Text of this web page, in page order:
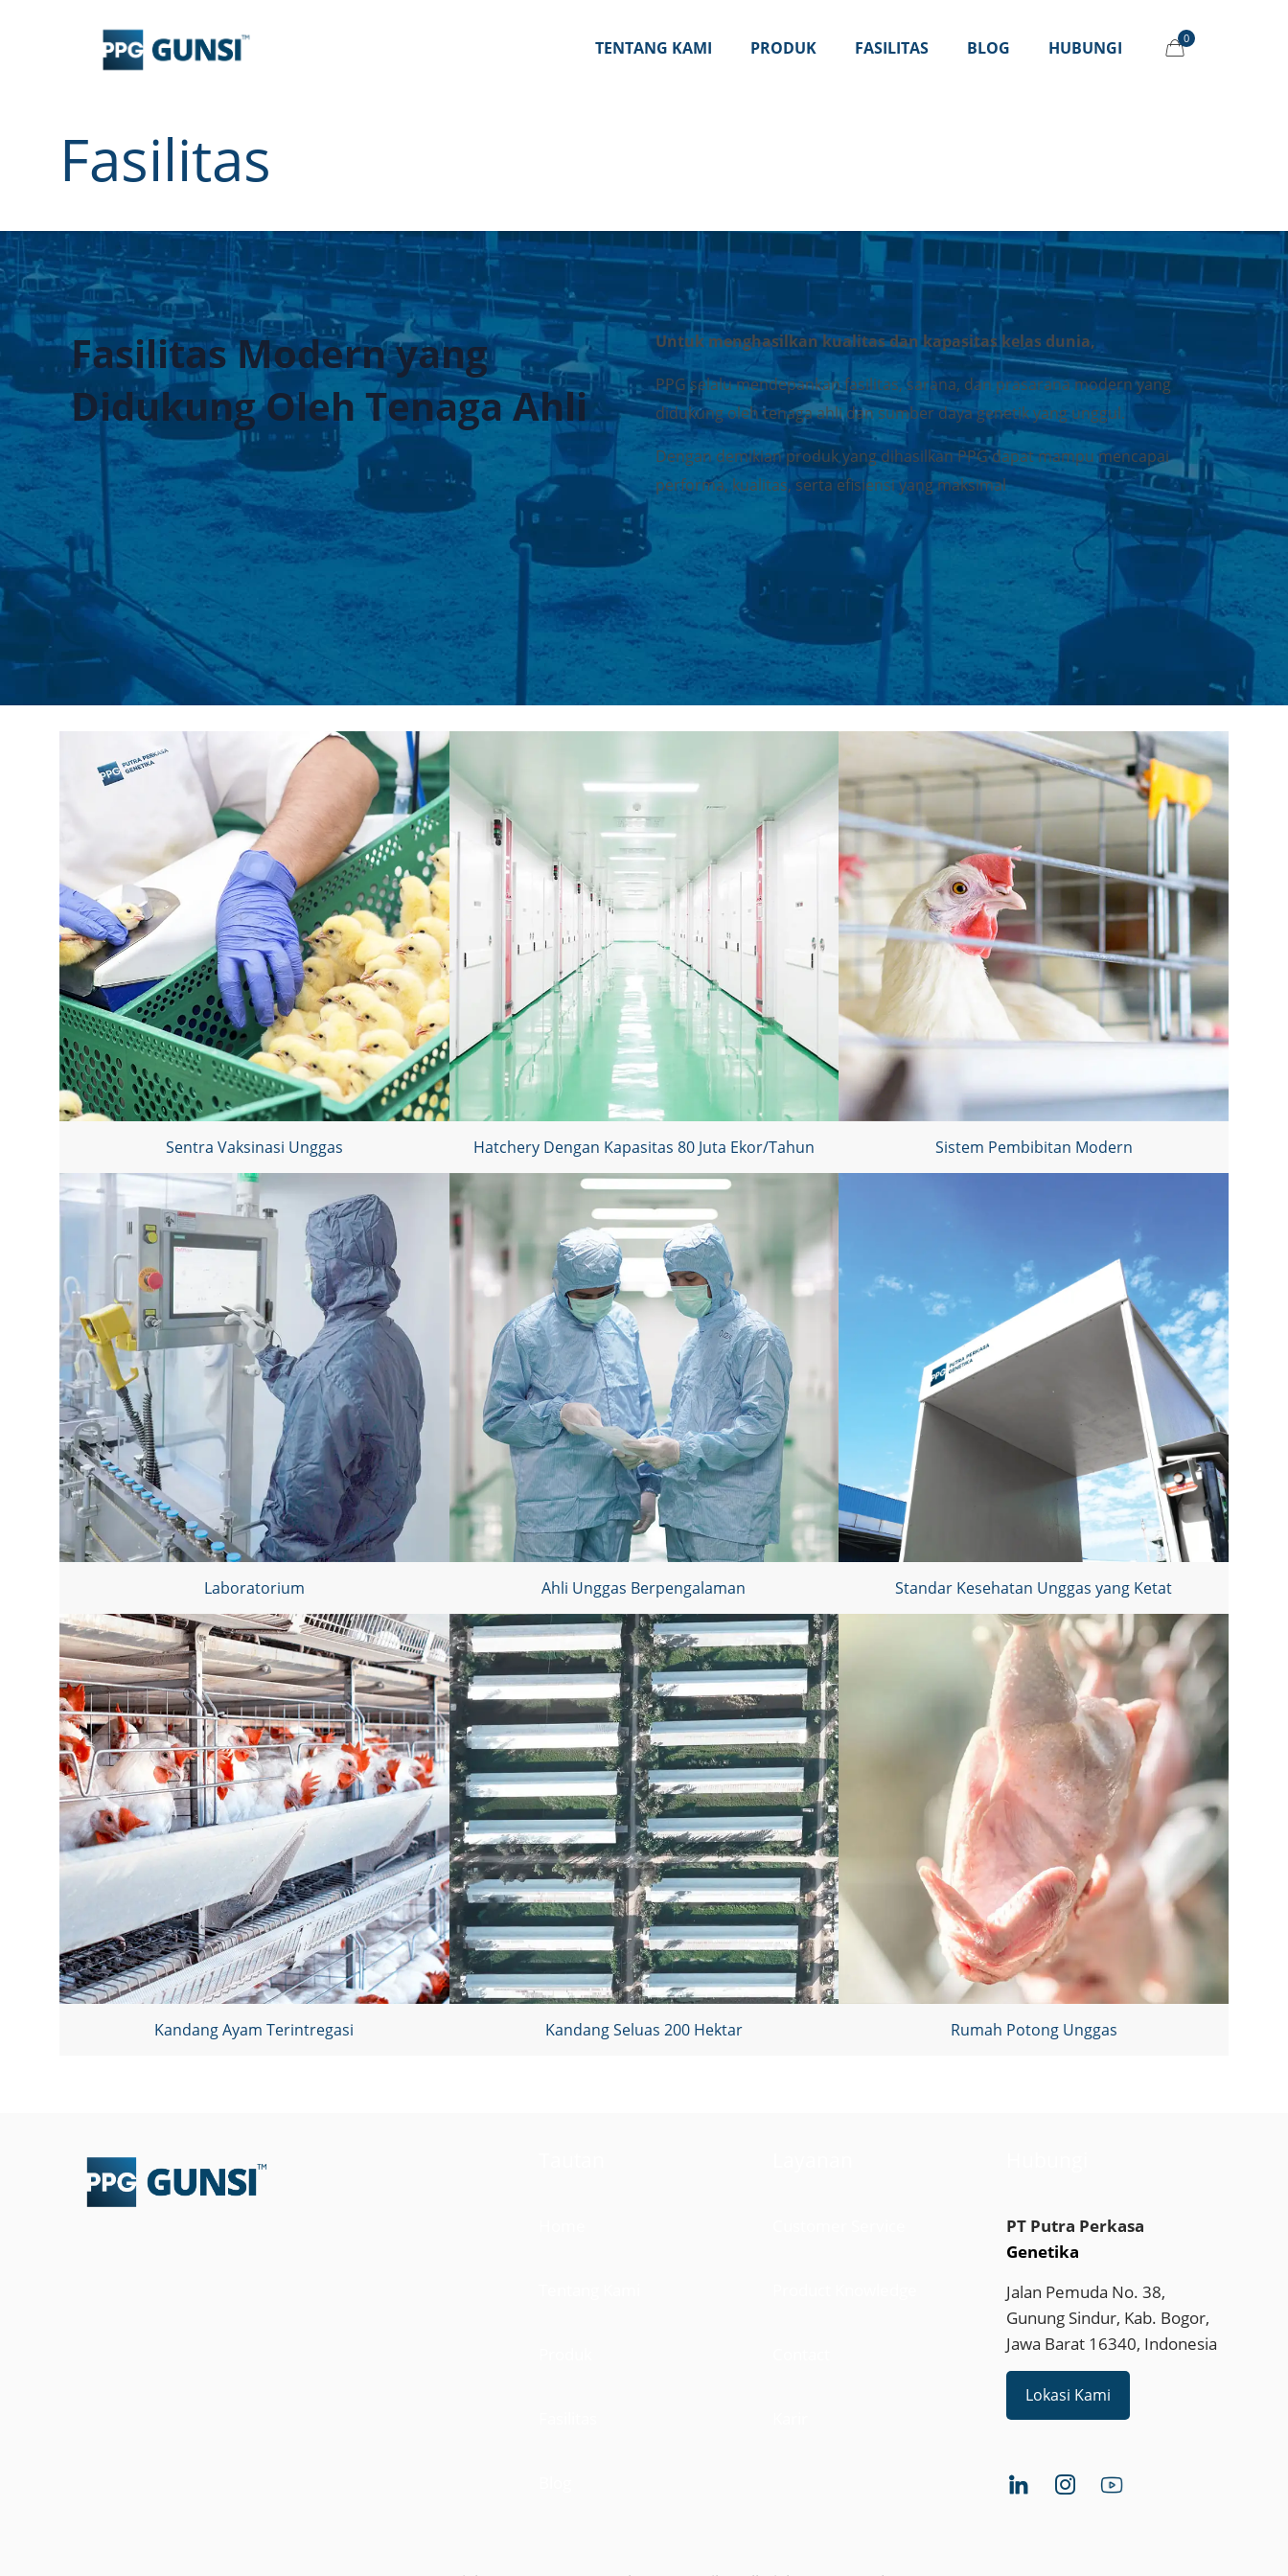
TENTANG KAMI PRODUK FASILITAS BLOG HUBUNGI 0
Fasilitas
Fasilitas Modern yang
Didukung Oleh Tenaga Ahli
Untuk menghasilkan kualitas dan kapasitas kelas dunia,
PPG selalu mendepankan fasilitas, sarana, dan prasarana modern yang
didukung oleh tenaga ahli dan sumber daya genetik yang unggul.
Dengan demikian produk yang dihasilkan PPG dapat mampu mencapai
performa, kualitas, serta efisiensi yang maksimal
Sentra Vaksinasi Unggas Hatchery Dengan Kapasitas 80 Juta Ekor/Tahun Sistem Pembibitan Modern
Laboratorium Ahli Unggas Berpengalaman Standar Kesehatan Unggas yang Ketat
Kandang Ayam Terintregasi Kandang Seluas 200 Hektar Rumah Potong Unggas
PT Putra Perkasa
Genetika
Jalan Pemuda No. 38,
Gunung Sindur, Kab. Bogor,
Jawa Barat 16340, Indonesia
Lokasi Kami